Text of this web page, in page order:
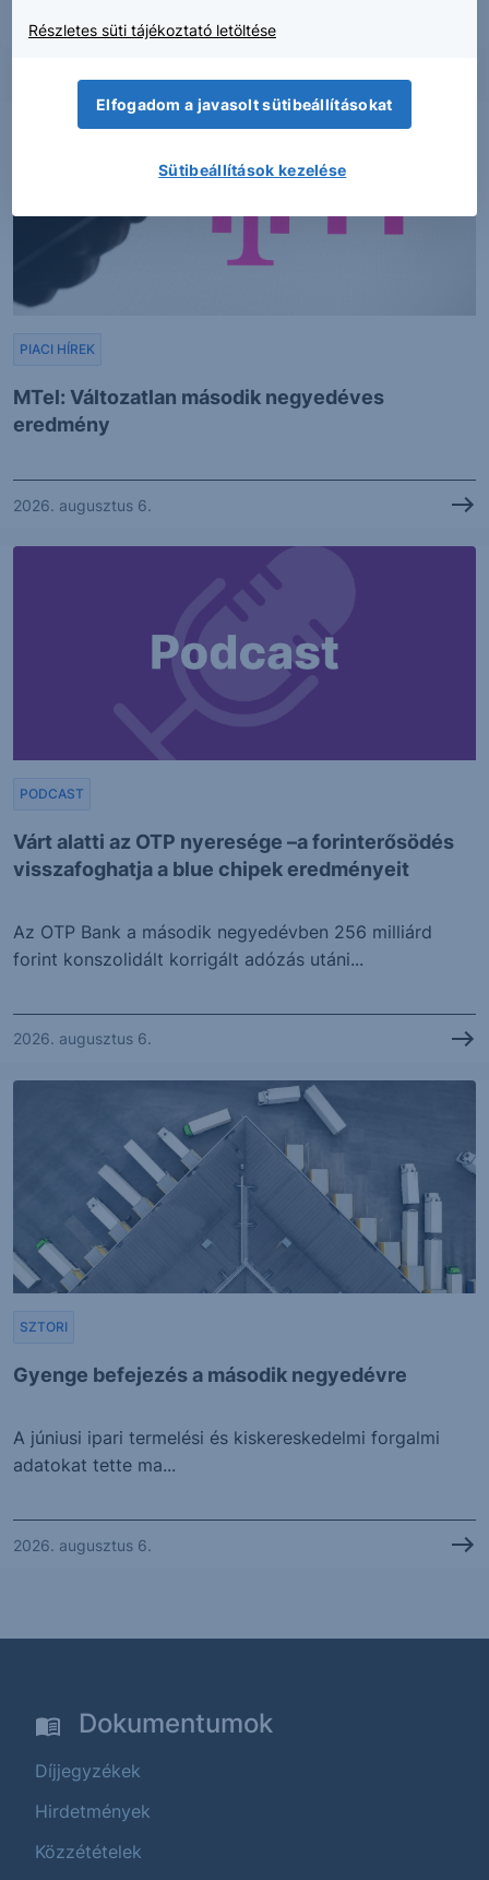
MTel: Változatlan második negyedéves
eredmény
PIACI HÍREK
2026. augusztus 6.
Várt alatti az OTP nyeresége –a forinterősödés
visszafoghatja a blue chipek eredményeit
PODCAST
Az OTP Bank a második negyedévben 256 milliárd
forint konszolidált korrigált adózás utáni...
2026. augusztus 6.
Gyenge befejezés a második negyedévre
SZTORI
A júniusi ipari termelési és kiskereskedelmi forgalmi
adatokat tette ma...
2026. augusztus 6.
Dokumentumok
Díjjegyzékek
Hirdetmények
Közzétételek
Részletes süti tájékoztató letöltése
Elfogadom a javasolt sütibeállításokat
Sütibeállítások kezelése